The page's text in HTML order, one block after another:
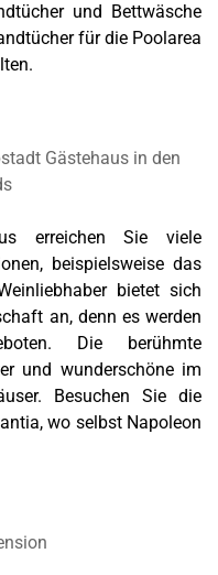
und Bettwäsche
für die Poolarea
Gästehaus in den
erreichen Sie viele
beispielsweise das
bietet sich
an, denn es werden
Die berühmte
und wunderschöne im
Besuchen Sie die
wo selbst Napoleon